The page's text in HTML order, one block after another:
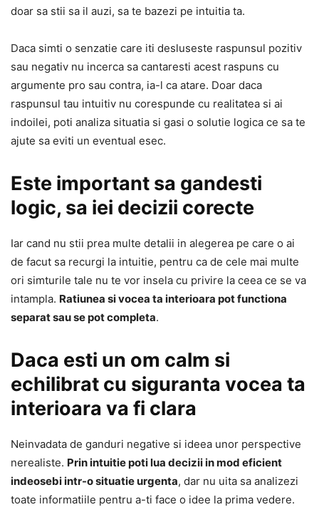
doar sa stii sa il auzi, sa te bazezi pe intuitia ta.
Daca simti o senzatie care iti desluseste raspunsul pozitiv
sau negativ nu incerca sa cantaresti acest raspuns cu
argumente pro sau contra, ia-l ca atare. Doar daca
raspunsul tau intuitiv nu corespunde cu realitatea si ai
indoilei, poti analiza situatia si gasi o solutie logica ce sa te
ajute sa eviti un eventual esec.
Este important sa gandesti
logic, sa iei decizii corecte
Iar cand nu stii prea multe detalii in alegerea pe care o ai
de facut sa recurgi la intuitie, pentru ca de cele mai multe
ori simturile tale nu te vor insela cu privire la ceea ce se va
intampla. Ratiunea si vocea ta interioara pot functiona
separat sau se pot completa.
Daca esti un om calm si
echilibrat cu siguranta vocea ta
interioara va fi clara
Neinvadata de ganduri negative si ideea unor perspective
nerealiste. Prin intuitie poti lua decizii in mod eficient
indeosebi intr-o situatie urgenta, dar nu uita sa analizezi
toate informatiile pentru a-ti face o idee la prima vedere.